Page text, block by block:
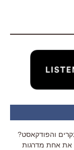
והפודקאסט?
את אחת מדרגות